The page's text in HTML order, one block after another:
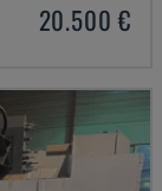
20.500 €